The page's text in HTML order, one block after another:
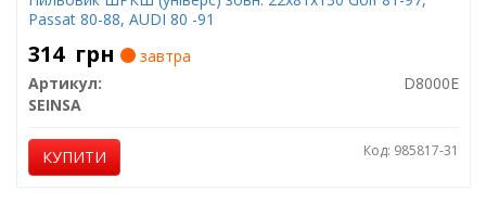
Passat 80-88, AUDI 80 -91
314 грн
завтра
Артикул:
D8000E
SEINSA
КУПИТИ Код: 985817-31